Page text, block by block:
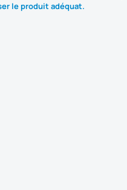
le produit adéquat.